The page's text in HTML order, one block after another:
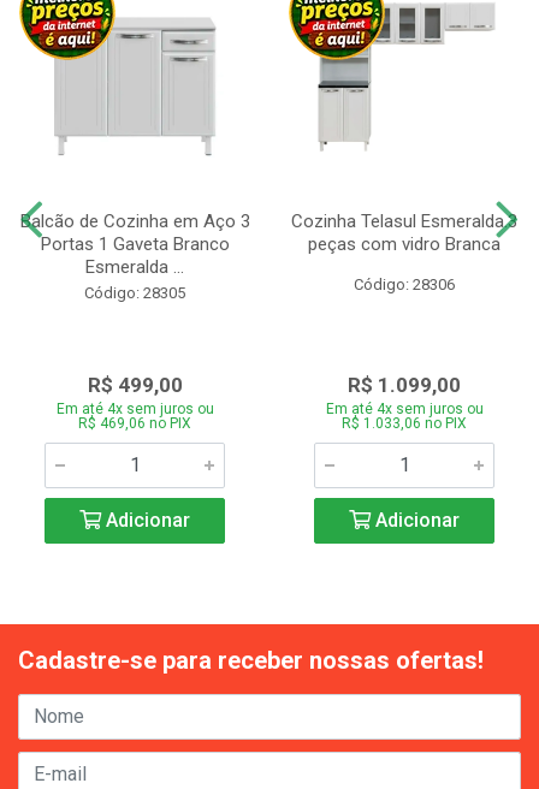
Balcão de Cozinha em Aço 3
Portas 1 Gaveta Branco
Esmeralda ...
Código: 28305
R$ 499,00
Em até 4x sem juros ou
R$ 469,06 no PIX
Adicionar
Cozinha Telasul Esmeralda.3
peças com vidro Branca
Código: 28306
R$ 1.099,00
Em até 4x sem juros ou
R$ 1.033,06 no PIX
Adicionar
Cadastre-se para receber nossas ofertas!